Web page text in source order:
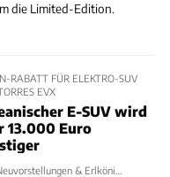
die Limited-Edition.
RABATT FÜR ELEKTRO-SUV
EVX
E-SUV wird
13.000 Euro
& Erlkönige